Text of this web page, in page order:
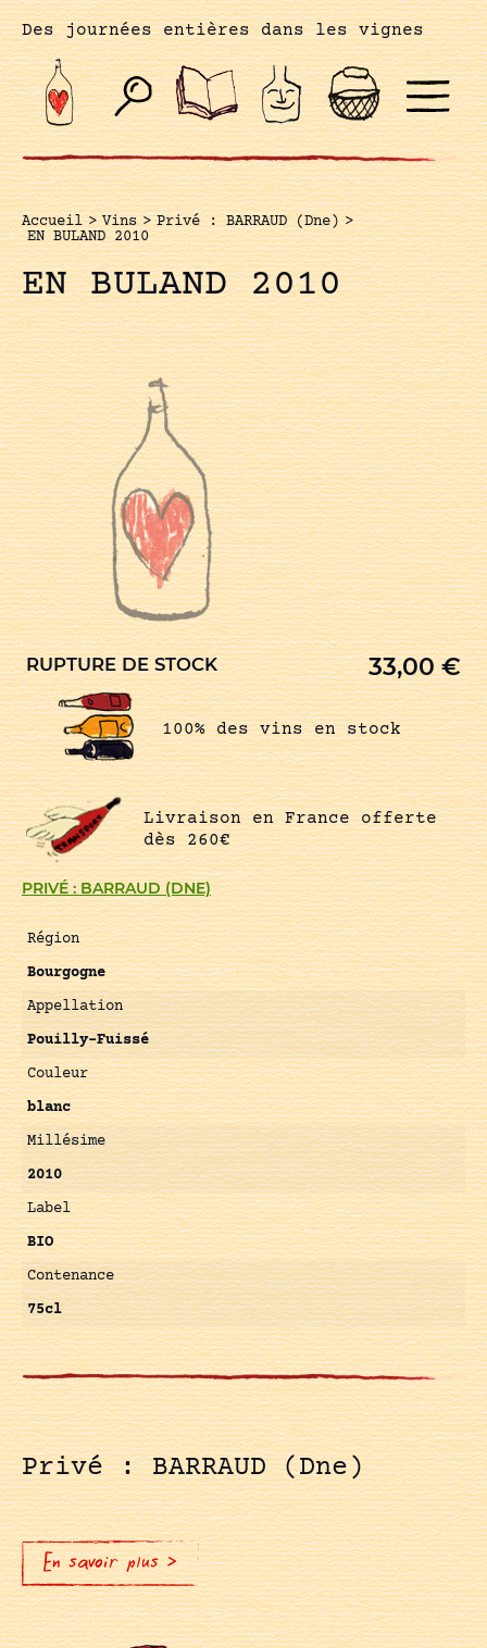
Des journées entières dans les vignes
Accueil > Vins > Privé : BARRAUD (Dne) >
EN BULAND 2010
EN BULAND 2010
PRIVÉ : BARRAUD (DNE)
Région
Bourgogne
Appellation
Pouilly-Fuissé
Couleur
blanc
Millésime
2010
Label
BIO
Contenance
75cl
RUPTURE DE STOCK 33,00€
100% des vins en stock
Livraison en France offerte
dès 260€
Privé : BARRAUD (Dne)
En savoir plus >